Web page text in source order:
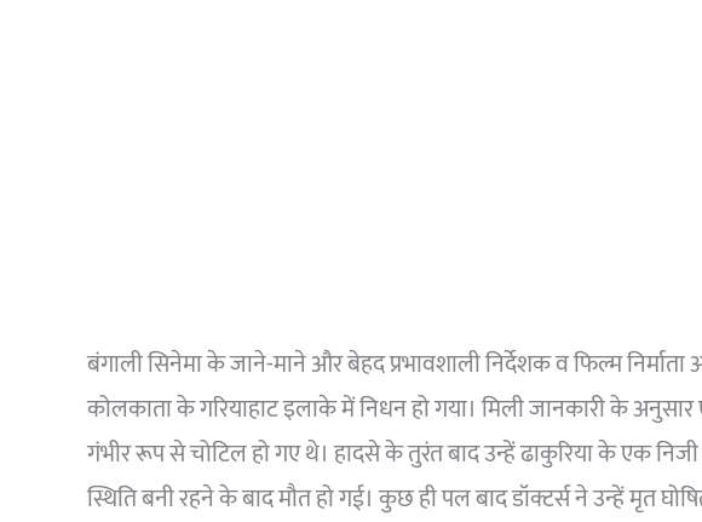
बंगाली सिनेमा के जाने-माने और बेहद प्रभावशाली निर्देशक व फिल्म
कोलकाता के गरियाहाट इलाके में निधन हो गया। मिली जानकारी के
गंभीर रूप से चोटिल हो गए थे। हादसे के तुरंत बाद उन्हें ढाकुरिया के एक
स्थिति बनी रहने के बाद मौत हो गई। कुछ ही पल बाद डॉक्टर्स ने उन्हें मृत